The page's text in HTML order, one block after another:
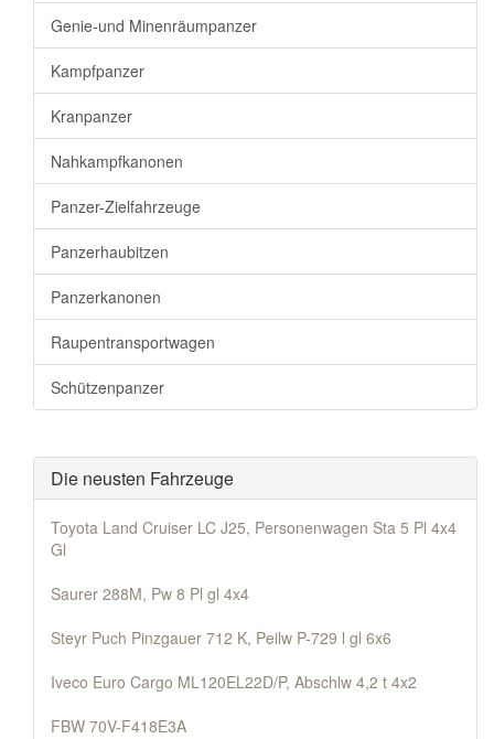
Genie-und Minenräumpanzer
Kampfpanzer
Kranpanzer
Nahkampfkanonen
Panzer-Zielfahrzeuge
Panzerhaubitzen
Panzerkanonen
Raupentransportwagen
Schützenpanzer
Die neusten Fahrzeuge
Toyota Land Cruiser LC J25, Personenwagen Sta 5 Pl 4x4
Gl
Saurer 288M, Pw 8 Pl gl 4x4
Steyr Puch Pinzgauer 712 K, Peilw P-729 l gl 6x6
Iveco Euro Cargo ML120EL22D/P, Abschlw 4,2 t 4x2
FBW 70V-F418E3A